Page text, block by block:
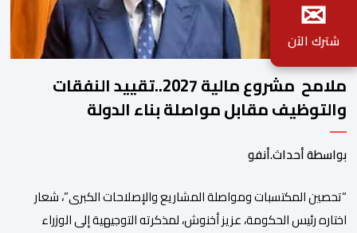
ملامح مشروع مالية 2027..تقييد النفقات
والتوظيف مقابل مواصلة بناء الدولة
الاجتماعية والاستثمار
بواسطة أحداث.أنفو
“تحصين المكتسبات ومواصلة المشاريع والإصلاحات الكبرى”، شعار
اختاره رئيس الحكومة، عزيز أخنوش، لمذكرته التوجيهية إلى الوزراء
✉
شترك الآن